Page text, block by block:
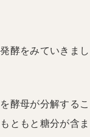
酵をみていきまし
酵母が分解するこ
ともと糖分が含ま